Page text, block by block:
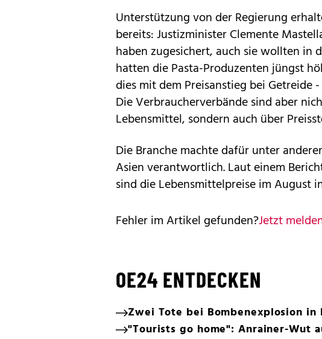
Unterstützung von der Regierung
bereits: Justizminister Clemente
haben zugesichert, auch sie wollten in
hatten die Pasta-Produzenten jüngst
dies mit dem Preisanstieg bei Getreide
Die Verbraucherverbände sind aber
Lebensmittel, sondern auch über
Die Branche machte dafür unter
Asien verantwortlich. Laut einem
sind die Lebensmittelpreise im August
Fehler im Artikel gefunden?Jetzt
OE24 ENTDECKEN
Zwei Tote bei Bombenexplosion in
"Tourists go home": Anrainer-Wut